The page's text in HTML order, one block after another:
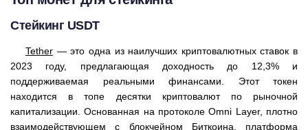
Стейкинг USDT
Tether — это одна из наилучших криптовалютных ставок в
2023 году, предлагающая доходность до 12,3% и
поддерживаемая реальными финансами. Этот токен
находится в топе десятки криптовалют по рыночной
капитализации. Основанная на протоколе Omni Layer, плотно
взаимодействующем с блокчейном Биткоина, платформа